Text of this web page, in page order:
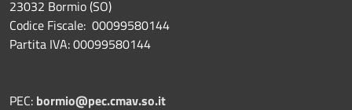
23032 Bormio (SO)
Codice Fiscale: 00099580144
Partita IVA: 00099580144
PEC: bormio@pec.cmav.so.it